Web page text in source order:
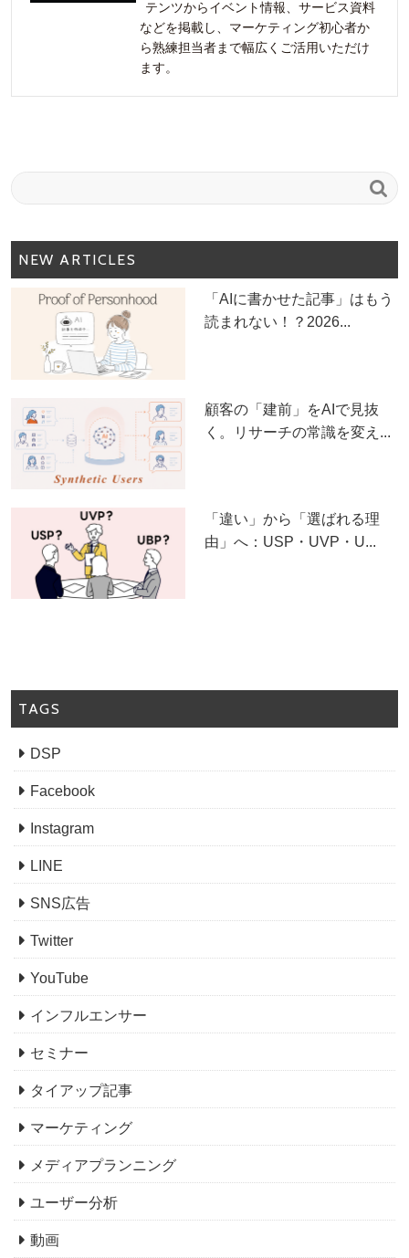
テンツからイベント情報、サービス資料
などを掲載し、マーケティング初心者か
ら熟練担当者まで幅広くご活用いただけ
ます。

NEW ARTICLES
「AIに書かせた記事」はもう
読まれない！？2026...
顧客の「建前」をAIで見抜
く。リサーチの常識を変え...
「違い」から「選ばれる理
由」へ：USP・UVP・U...
TAGS
DSP
Facebook
Instagram
LINE
SNS広告
Twitter
YouTube
インフルエンサー
セミナー
タイアップ記事
マーケティング
メディアプランニング
ユーザー分析
動画